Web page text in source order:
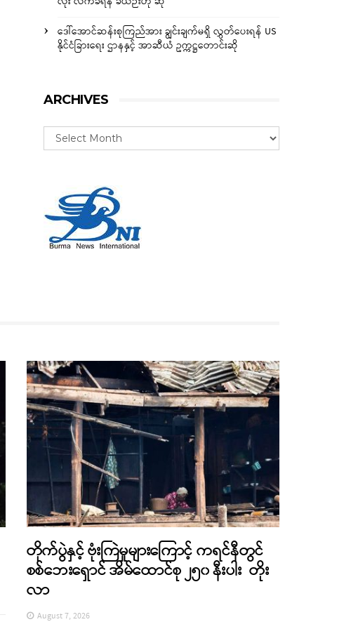
ဒေါ်အောင်ဆန်းစုကြည်အား ချွင်းချက်မရှိ လွှတ်ပေးရန် US
နိုင်ငံခြားရေး ဌာနနှင့် အာဆီယံ ဥက္ကဋ္ဌတောင်းဆို
ARCHIVES
တိုက်ပွဲနှင့် ဗုံးကြဲမှုများကြောင့် ကရင်နီတွင်
စစ်ဘေးရှောင် အိမ်ထောင်စု ၂၅၀ နီးပါး တိုး
လာ
August 7, 2026